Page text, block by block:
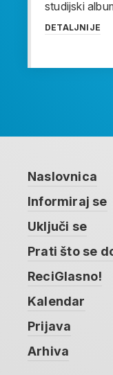
studijski
DETALJNIJE
Naslovnica
Informiraj se
Uključi se
Prati što se
ReciGlasno!
Kalendar
Prijava
Arhiva